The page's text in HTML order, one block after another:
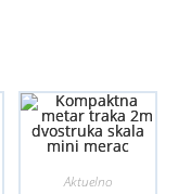
Aktuelno